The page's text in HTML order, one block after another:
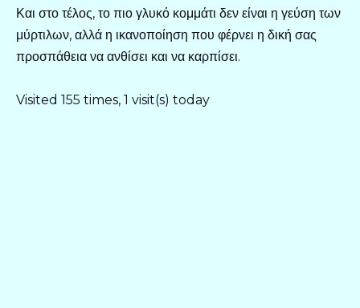
Και στο τέλος, το πιο γλυκό κομμάτι δεν είναι η γεύση των
μύρτιλων, αλλά η ικανοποίηση που φέρνει η δική σας
προσπάθεια να ανθίσει και να καρπίσει.
Visited 155 times, 1 visit(s) today